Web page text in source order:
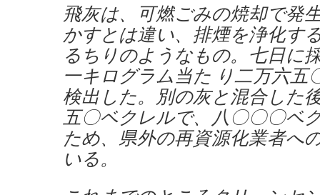
飛灰は、可燃ごみの焼却で発
かすとは違い、排煙を浄化す
るちりのようなもの。七日に
一キログラム当た り二万六五
検出した。別の灰と混合した
五〇ベクレルで、八〇〇〇ベ
ため、県外の再資源化業者へ
いる。